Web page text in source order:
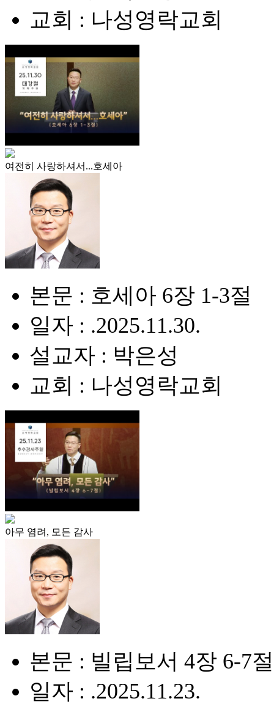
교회 : 나성영락교회
여전히 사랑하셔서...호세아
본문 : 호세아 6장 1-3절
일자 : .2025.11.30.
설교자 : 박은성
교회 : 나성영락교회
아무 염려, 모든 감사
본문 : 빌립보서 4장 6-7절
일자 : .2025.11.23.